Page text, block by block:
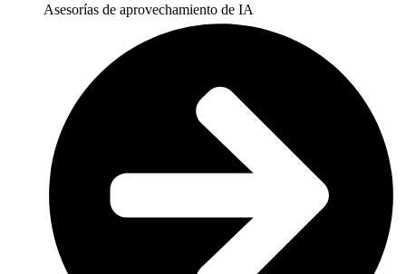
Asesorías de aprovechamiento de IA